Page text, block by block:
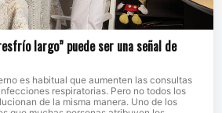
largo” puede ser una señal de
es habitual que aumenten las consultas
respiratorias. Pero no todos los
de la misma manera. Uno de los